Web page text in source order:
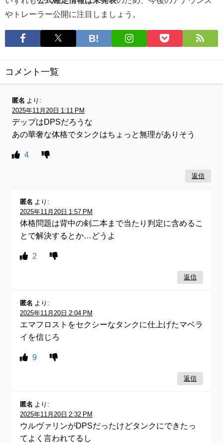
やトレーラー公開に注目しましょう。
コメント一覧
匿名 より:
2025年11月20日 1:11 PM
デップはDPSだろうな
あの華奢な体格でタンクはちょっと無理がありそう
4
返信
匿名 より:
2025年11月20日 1:57 PM
体格問題は背中の剣二本まで当たり判定に含めるこ
とで解決するとか…どうよ
2
返信
匿名 より:
2025年11月20日 2:04 PM
エマフロストをセクシーなタンクに仕上げたマベラ
イを信じろ
9
返信
匿名 より:
2025年11月20日 2:32 PM
ウルヴァリンがDPSだったけどタンクにできたっ
てよく言われてるし